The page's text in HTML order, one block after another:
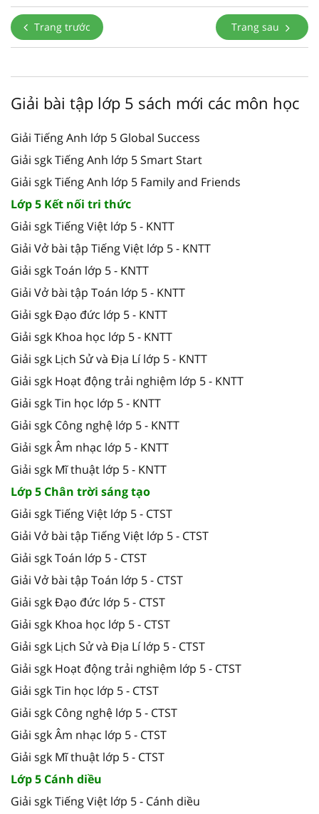
Trang trước Trang sau
Giải bài tập lớp 5 sách mới các môn học
Giải Tiếng Anh lớp 5 Global Success
Giải sgk Tiếng Anh lớp 5 Smart Start
Giải sgk Tiếng Anh lớp 5 Family and Friends
Lớp 5 Kết nối tri thức
Giải sgk Tiếng Việt lớp 5 - KNTT
Giải Vở bài tập Tiếng Việt lớp 5 - KNTT
Giải sgk Toán lớp 5 - KNTT
Giải Vở bài tập Toán lớp 5 - KNTT
Giải sgk Đạo đức lớp 5 - KNTT
Giải sgk Khoa học lớp 5 - KNTT
Giải sgk Lịch Sử và Địa Lí lớp 5 - KNTT
Giải sgk Hoạt động trải nghiệm lớp 5 - KNTT
Giải sgk Tin học lớp 5 - KNTT
Giải sgk Công nghệ lớp 5 - KNTT
Giải sgk Âm nhạc lớp 5 - KNTT
Giải sgk Mĩ thuật lớp 5 - KNTT
Lớp 5 Chân trời sáng tạo
Giải sgk Tiếng Việt lớp 5 - CTST
Giải Vở bài tập Tiếng Việt lớp 5 - CTST
Giải sgk Toán lớp 5 - CTST
Giải Vở bài tập Toán lớp 5 - CTST
Giải sgk Đạo đức lớp 5 - CTST
Giải sgk Khoa học lớp 5 - CTST
Giải sgk Lịch Sử và Địa Lí lớp 5 - CTST
Giải sgk Hoạt động trải nghiệm lớp 5 - CTST
Giải sgk Tin học lớp 5 - CTST
Giải sgk Công nghệ lớp 5 - CTST
Giải sgk Âm nhạc lớp 5 - CTST
Giải sgk Mĩ thuật lớp 5 - CTST
Lớp 5 Cánh diều
Giải sgk Tiếng Việt lớp 5 - Cánh diều